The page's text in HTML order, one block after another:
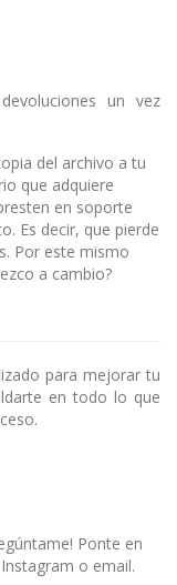
un vez
del archivo a tu
que adquiere
en soporte
Es decir, que pierde
Por este mismo
a cambio?
para mejorar tu
en todo lo que
Ponte en
o email.